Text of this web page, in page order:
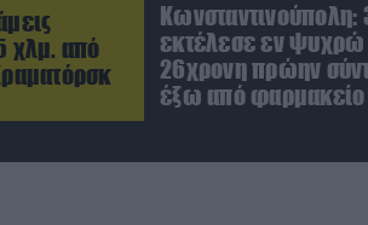
χλμ. από
Κωνσταντινούπολη:
εκτέλεσε εν ψυχρώ
26χρονη πρώην
έξω από φαρμακείο